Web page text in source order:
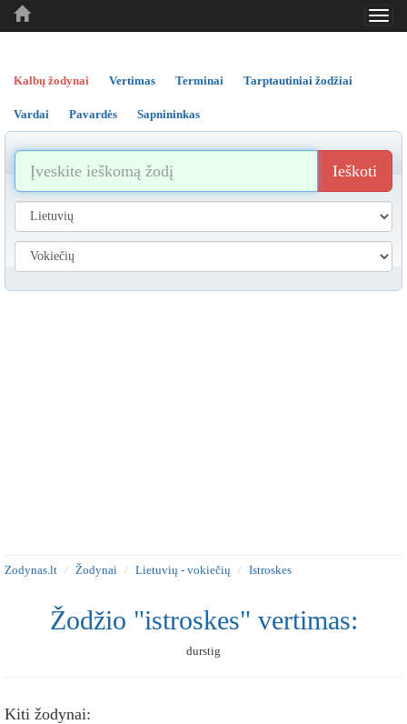
..
..
Kalbų žodynai Vertimas Terminai Tarptautiniai žodžiai
Vardai Pavardės Sapnininkas
Ieškoti
Zodynas.lt Žodynai Lietuvių - vokiečių Istroskes
Žodžio "istroskes" vertimas:
durstig
Kiti žodynai: